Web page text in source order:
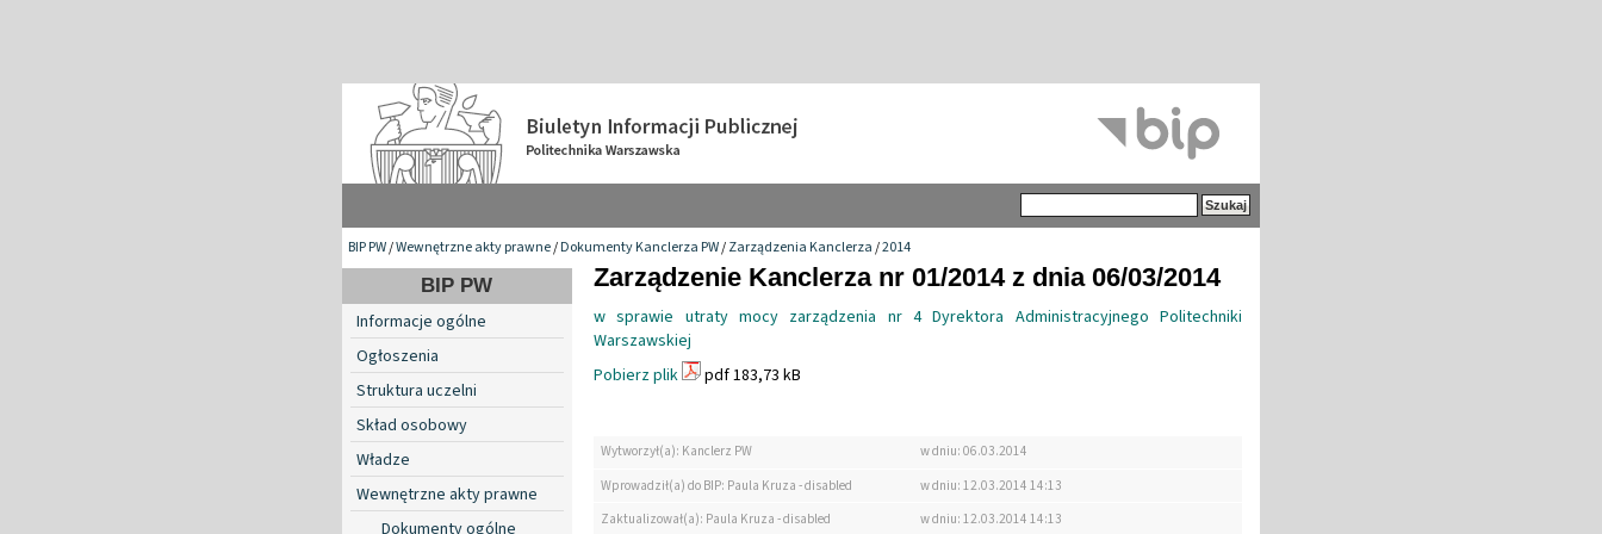
BIP PW/Wewnętrzne akty prawne/Dokumenty Kanclerza PW/Zarządzenia Kanclerza/2014
BIP PW
Informacje ogólne
Ogłoszenia
Struktura uczelni
Skład osobowy
Władze
Wewnętrzne akty prawne
Dokumenty ogólne
Zarządzenie Kanclerza nr 01/2014 z dnia 06/03/2014
w sprawie utraty mocy zarządzenia nr 4 Dyrektora Administracyjnego Politechniki
Warszawskiej
Pobierz plik
pdf 183,73 kB
Wytworzył(a): Kanclerz PW
w dniu: 06.03.2014
Wprowadził(a) do BIP: Paula Kruza - disabled
w dniu: 12.03.2014 14:13
Zaktualizował(a): Paula Kruza - disabled
w dniu: 12.03.2014 14:13